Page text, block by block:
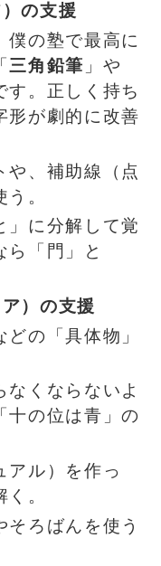
の支援
僕の塾で最高に
三角鉛筆 」や
す。正しく持ち
形が劇的に改善
や、補助線（点
。
」に分解して覚
ら「門」と
）の支援
の「具体物」
なくならないよ
十の位は青」の
アル）を作っ
。
そろばんを使う